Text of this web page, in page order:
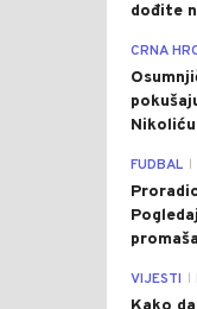
dođite
CRNA
FUDBAL
VIJESTI